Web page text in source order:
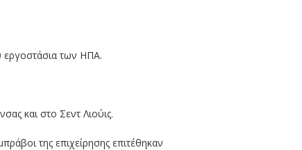
εργοστάσια των ΗΠΑ.
και στο Σεντ Λιούις.
της επιχείρησης επιτέθηκαν